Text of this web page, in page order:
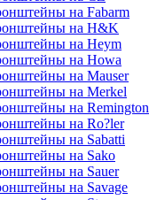
на Fabarm
на H&K
на Heym
на Howa
на Mauser
на Merkel
на Remington
на Ro?ler
на Sabatti
на Sako
на Sauer
на Savage